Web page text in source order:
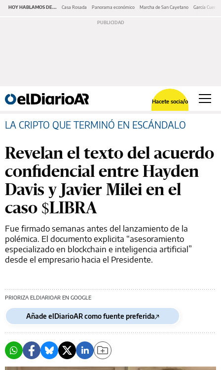
HOY HABLAMOS DE... Casa Rosada Panorama económico Marcha de San Cayetano García Cuerva
Hacete socia/o
LA CRIPTO QUE TERMINÓ EN ESCÁNDALO
Revelan el texto del acuerdo
confidencial entre Hayden
Davis y Javier Milei en el
caso $LIBRA
Fue firmado semanas antes del lanzamiento de la
polémica. El documento explicita “asesoramiento
especializado en blockchain e inteligencia artificial”
desde el empresario hacia el Presidente.
PRIORIZA ELDIARIOAR EN GOOGLE
Añade elDiarioAR como fuente preferida